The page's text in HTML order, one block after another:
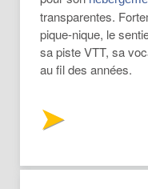
transparentes.
pique-nique, le
sa piste VTT, sa
au fil des années.